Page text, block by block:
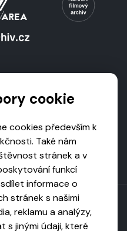
cookie
cookies především k
Také nám
stránek a v
funkcí
informace o
stránek s našimi
reklamu a analýzy,
s jinými údaji, které